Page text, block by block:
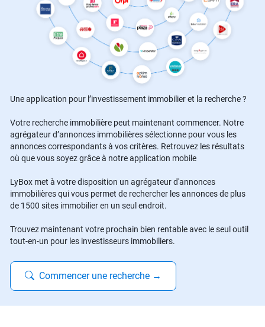
Une application pour l’investissement immobilier et la recherche ?
Votre recherche immobilière peut maintenant commencer. Notre
agrégateur d’annonces immobilières sélectionne pour vous les
annonces correspondants à vos critères. Retrouvez les résultats
où que vous soyez grâce à notre application mobile
LyBox met à votre disposition un agrégateur d'annonces
immobilières qui vous permet de rechercher les annonces de plus
de 1500 sites immobilier en un seul endroit.
Trouvez maintenant votre prochain bien rentable avec le seul outil
tout-en-un pour les investisseurs immobiliers.
Commencer une recherche →